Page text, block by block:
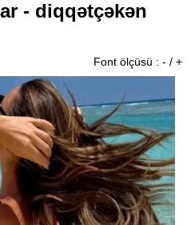
- diqqətçəkən
Font ölçüsü : - / +